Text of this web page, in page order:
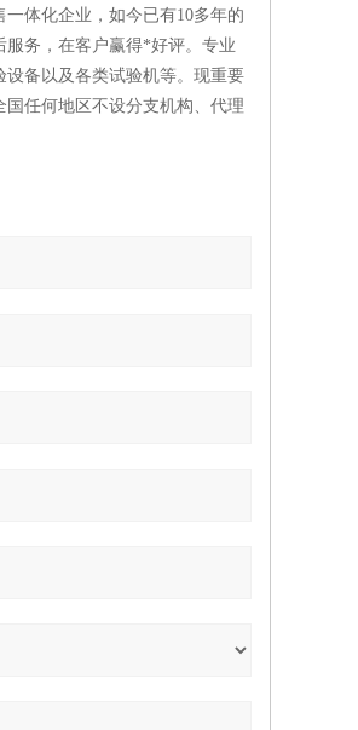
体化企业，如今已有10多年的
务，在客户赢得*好评。专业
备以及各类试验机等。现重要
任何地区不设分支机构、代理